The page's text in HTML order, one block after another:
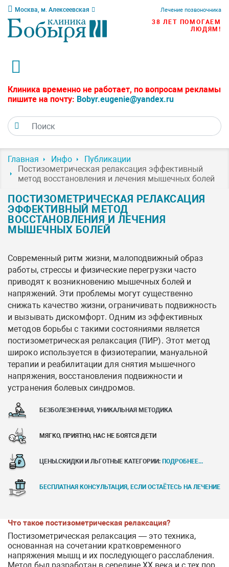
Москва, м. Алексеевская Лечение позвоночника
38 ЛЕТ ПОМОГАЕМ
ЛЮДЯМ!
Клиника временно не работает, по вопросам рекламы
пишите на почту: Bobyr.eugenie@yandex.ru
Главная Инфо
Публикации
Постизометрическая релаксация эффективный
метод восстановления и лечения мышечных болей
ПОСТИЗОМЕТРИЧЕСКАЯ РЕЛАКСАЦИЯ
ЭФФЕКТИВНЫЙ МЕТОД
ВОССТАНОВЛЕНИЯ И ЛЕЧЕНИЯ
МЫШЕЧНЫХ БОЛЕЙ
Современный ритм жизни, малоподвижный образ
работы, стрессы и физические перегрузки часто
приводят к возникновению мышечных болей и
напряжений. Эти проблемы могут существенно
снижать качество жизни, ограничивать подвижность
и вызывать дискомфорт. Одним из эффективных
методов борьбы с такими состояниями является
постизометрическая релаксация (ПИР). Этот метод
широко используется в физиотерапии, мануальной
терапии и реабилитации для снятия мышечного
напряжения, восстановления подвижности и
устранения болевых синдромов.
БЕЗБОЛЕЗНЕННАЯ, УНИКАЛЬНАЯ МЕТОДИКА
МЯГКО, ПРИЯТНО, НАС НЕ БОЯТСЯ ДЕТИ
ЦЕНЫ.СКИДКИ И ЛЬГОТНЫЕ КАТЕГОРИИ: ПОДРОБНЕЕ...
БЕСПЛАТНАЯ КОНСУЛЬТАЦИЯ, ЕСЛИ ОСТАЁТЕСЬ НА ЛЕЧЕНИЕ
Что такое постизометрическая релаксация?
Постизометрическая релаксация — это техника,
основанная на сочетании кратковременного
напряжения мышц и их последующего расслабления.
Метод был разработан в середине XX века и с тех пор